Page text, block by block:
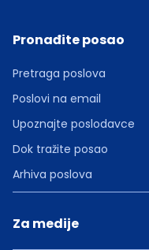
Pronađite posao
Pretraga poslova
Poslovi na email
Upoznajte poslodavce
Dok tražite posao
Arhiva poslova
Za medije